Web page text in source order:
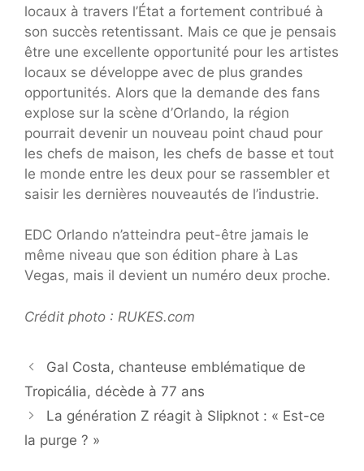
locaux à travers l’État a fortement contribué à
son succès retentissant. Mais ce que je pensais
être une excellente opportunité pour les artistes
locaux se développe avec de plus grandes
opportunités. Alors que la demande des fans
explose sur la scène d’Orlando, la région
pourrait devenir un nouveau point chaud pour
les chefs de maison, les chefs de basse et tout
le monde entre les deux pour se rassembler et
saisir les dernières nouveautés de l’industrie.
EDC Orlando n’atteindra peut-être jamais le
même niveau que son édition phare à Las
Vegas, mais il devient un numéro deux proche.
Crédit photo : RUKES.com
Gal Costa, chanteuse emblématique de
Tropicália, décède à 77 ans
La génération Z réagit à Slipknot : « Est-ce
la purge ? »